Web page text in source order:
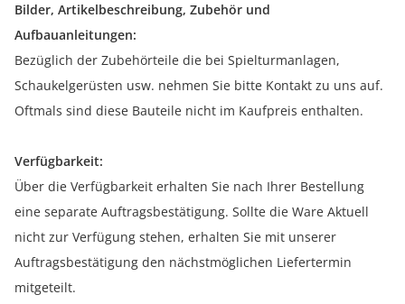
Bilder, Artikelbeschreibung, Zubehör und
Aufbauanleitungen:
Bezüglich der Zubehörteile die bei Spielturmanlagen,
Schaukelgerüsten usw. nehmen Sie bitte Kontakt zu uns auf.
Oftmals sind diese Bauteile nicht im Kaufpreis enthalten.
Verfügbarkeit:
Über die Verfügbarkeit erhalten Sie nach Ihrer Bestellung
eine separate Auftragsbestätigung. Sollte die Ware Aktuell
nicht zur Verfügung stehen, erhalten Sie mit unserer
Auftragsbestätigung den nächstmöglichen Liefertermin
mitgeteilt.